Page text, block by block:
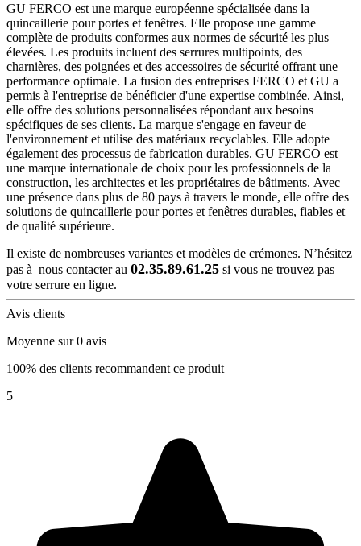
GU FERCO est une marque européenne spécialisée dans la
quincaillerie pour portes et fenêtres. Elle propose une gamme
complète de produits conformes aux normes de sécurité les plus
élevées. Les produits incluent des serrures multipoints, des
charnières, des poignées et des accessoires de sécurité offrant une
performance optimale. La fusion des entreprises FERCO et GU a
permis à l'entreprise de bénéficier d'une expertise combinée. Ainsi,
elle offre des solutions personnalisées répondant aux besoins
spécifiques de ses clients. La marque s'engage en faveur de
l'environnement et utilise des matériaux recyclables. Elle adopte
également des processus de fabrication durables. GU FERCO est
une marque internationale de choix pour les professionnels de la
construction, les architectes et les propriétaires de bâtiments. Avec
une présence dans plus de 80 pays à travers le monde, elle offre des
solutions de quincaillerie pour portes et fenêtres durables, fiables et
de qualité supérieure.
Il existe de nombreuses variantes et modèles de crémones. N’hésitez
pas à nous contacter au 02.35.89.61.25 si vous ne trouvez pas
votre serrure en ligne.
Avis clients
Moyenne sur 0 avis
100% des clients recommandent ce produit
5